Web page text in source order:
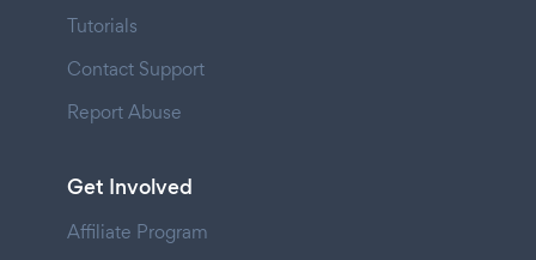
Tutorials
Contact Support
Report Abuse
Get Involved
Affiliate Program